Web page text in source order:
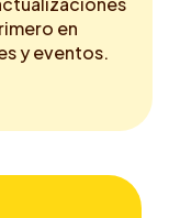
en
y eventos.